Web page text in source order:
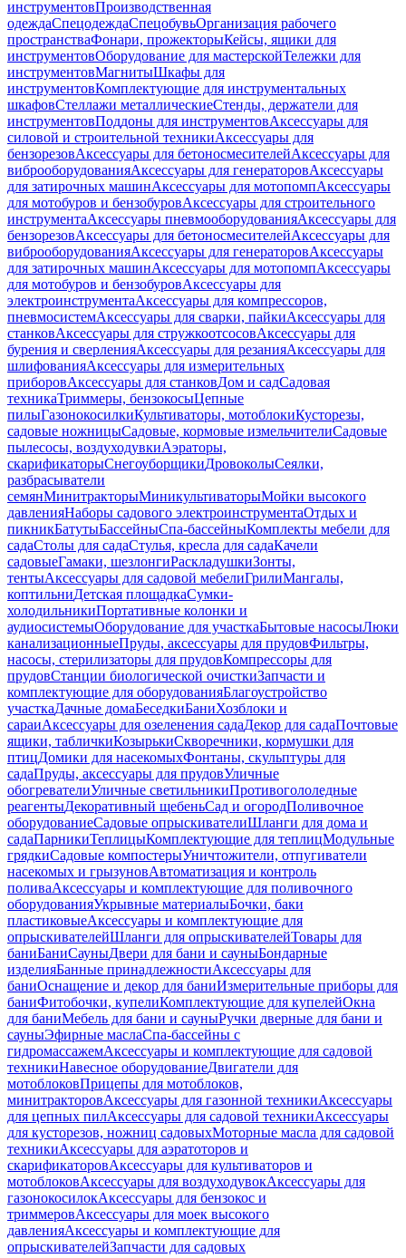
инструментовПроизводственная
одеждаСпецодеждаСпецобувьОрганизация рабочего
пространстваФонари, прожекторыКейсы, ящики для
инструментовОборудование для мастерскойТележки для
инструментовМагнитыШкафы для
инструментовКомплектующие для инструментальных
шкафовСтеллажи металлическиеСтенды, держатели для
инструментовПоддоны для инструментовАксессуары для
силовой и строительной техникиАксессуары для
бензорезовАксессуары для бетоносмесителейАксессуары для
виброоборудованияАксессуары для генераторовАксессуары
для затирочных машинАксессуары для мотопомпАксессуары
для мотобуров и бензобуровАксессуары для строительного
инструментаАксессуары пневмооборудованияАксессуары для
бензорезовАксессуары для бетоносмесителейАксессуары для
виброоборудованияАксессуары для генераторовАксессуары
для затирочных машинАксессуары для мотопомпАксессуары
для мотобуров и бензобуровАксессуары для
электроинструментаАксессуары для компрессоров,
пневмосистемАксессуары для сварки, пайкиАксессуары для
станковАксессуары для стружкоотсосовАксессуары для
бурения и сверленияАксессуары для резанияАксессуары для
шлифованияАксессуары для измерительных
приборовАксессуары для станковДом и садСадовая
техникаТриммеры, бензокосыЦепные
пилыГазонокосилкиКультиваторы, мотоблокиКусторезы,
садовые ножницыСадовые, кормовые измельчителиСадовые
пылесосы, воздуходувкиАэраторы,
скарификаторыСнегоуборщикиДровоколыСеялки,
разбрасыватели
семянМинитракторыМиникультиваторыМойки высокого
давленияНаборы садового электроинструментаОтдых и
пикникБатутыБассейныСпа-бассейныКомплекты мебели для
садаСтолы для садаСтулья, кресла для садаКачели
садовыеГамаки, шезлонгиРаскладушкиЗонты,
тентыАксессуары для садовой мебелиГрилиМангалы,
коптильниДетская площадкаСумки-
холодильникиПортативные колонки и
аудиосистемыОборудование для участкаБытовые насосыЛюки
канализационныеПруды, аксессуары для прудовФильтры,
насосы, стерилизаторы для прудовКомпрессоры для
прудовСтанции биологической очисткиЗапчасти и
комплектующие для оборудованияБлагоустройство
участкаДачные домаБеседкиБаниХозблоки и
сараиАксессуары для озеленения садаДекор для садаПочтовые
ящики, табличкиКозырькиСкворечники, кормушки для
птицДомики для насекомыхФонтаны, скульптуры для
садаПруды, аксессуары для прудовУличные
обогревателиУличные светильникиПротивогололедные
реагентыДекоративный щебеньСад и огородПоливочное
оборудованиеСадовые опрыскивателиШланги для дома и
садаПарникиТеплицыКомплектующие для теплицМодульные
грядкиСадовые компостерыУничтожители, отпугиватели
насекомых и грызуновАвтоматизация и контроль
поливаАксессуары и комплектующие для поливочного
оборудованияУкрывные материалыБочки, баки
пластиковыеАксессуары и комплектующие для
опрыскивателейШланги для опрыскивателейТовары для
баниБаниСауныДвери для бани и сауныБондарные
изделияБанные принадлежностиАксессуары для
баниОснащение и декор для баниИзмерительные приборы для
баниФитобочки, купелиКомплектующие для купелейОкна
для баниМебель для бани и сауныРучки дверные для бани и
сауныЭфирные маслаСпа-бассейны с
гидромассажемАксессуары и комплектующие для садовой
техникиНавесное оборудованиеДвигатели для
мотоблоковПрицепы для мотоблоков,
минитракторовАксессуары для газонной техникиАксессуары
для цепных пилАксессуары для садовой техникиАксессуары
для кусторезов, ножниц садовыхМоторные масла для садовой
техникиАксессуары для аэратоторов и
скарификаторовАксессуары для культиваторов и
мотоблоковАксессуары для воздуходувокАксессуары для
газонокосилокАксессуары для бензокос и
триммеровАксессуары для моек высокого
давленияАксессуары и комплектующие для
опрыскивателейЗапчасти для садовых